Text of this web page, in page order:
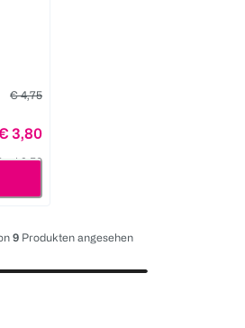
€ 4,75
3,80
ml 2,53
9 Produkten angesehen